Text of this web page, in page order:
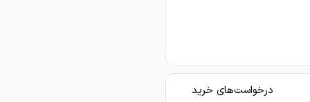
درخواست‌های خرید